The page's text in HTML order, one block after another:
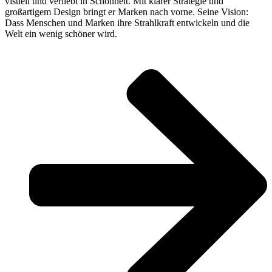
großartigem Design bringt er Marken nach vorne. Seine Vision:
Dass Menschen und Marken ihre Strahlkraft entwickeln und die
Welt ein wenig schöner wird.